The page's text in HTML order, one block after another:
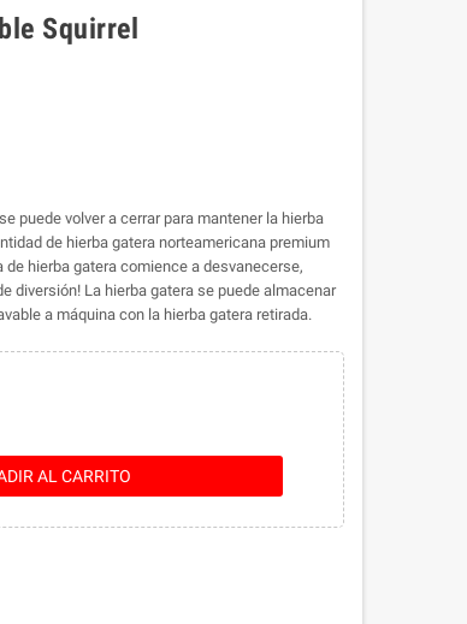
Squirrel
puede volver a cerrar para mantener la hierba
de hierba gatera norteamericana premium
de hierba gatera comience a desvanecerse,
diversión! La hierba gatera se puede almacenar
a máquina con la hierba gatera retirada.
AL CARRITO